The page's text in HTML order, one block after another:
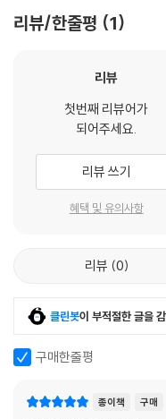
흐름과 인물 관계를 익히며
〈처음 읽는 이야기 고전〉 어
신, 인물의 행동과 선택을 중
다. 의리와 정의, 협력과 지혜
어, 어린이 독자가 ‘무엇이
다. 서로 다른 인물들의 대비
각 권은 중심 인물과 주제가
어린이 눈높이에 맞게 간결
을 수 있습니다. ‘알면 더 재
니다.
믿음 대신 칼을 든 여포, 그
리뷰/한줄평 1
리뷰
첫번째 리뷰어가
되어주세요.
리뷰 쓰기
혜택 및 유의사항
리뷰 0
클린봇이 부적절한 글을
구매한줄평
종이책 구매